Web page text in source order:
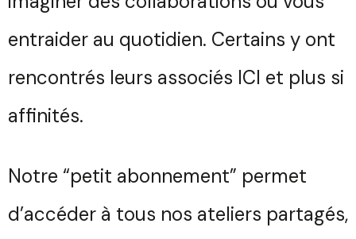
entraider au quotidien. Certains y ont
rencontrés leurs associés ICI et plus si
affinités.
Notre “petit abonnement” permet
d’accéder à tous nos ateliers partagés,